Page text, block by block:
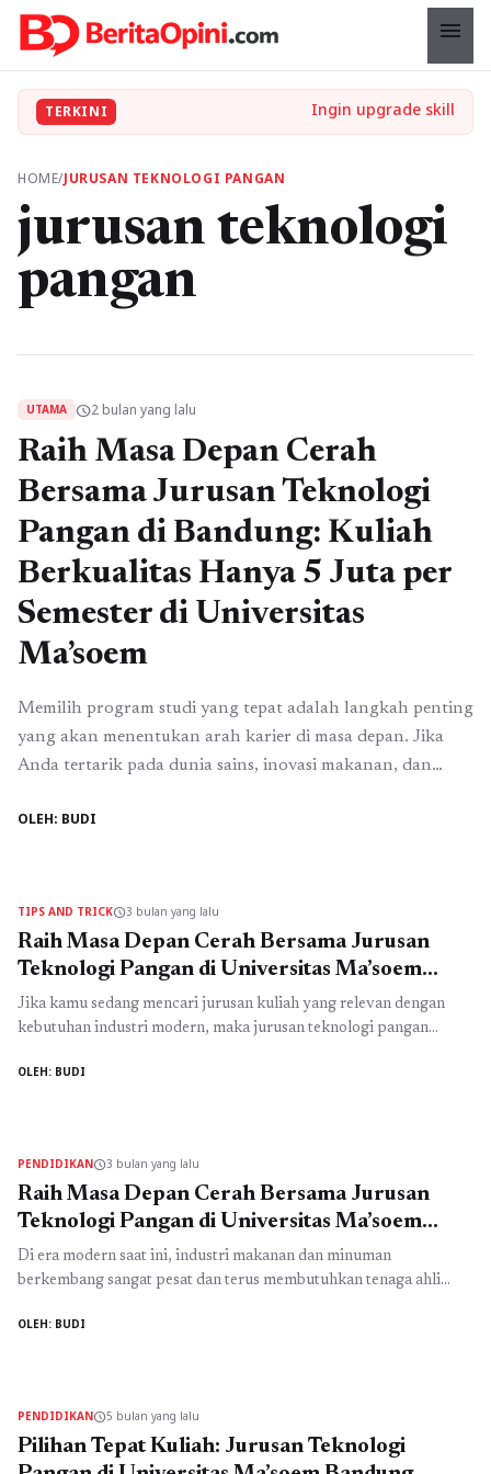
menu
TERKINI
HOME/JURUSAN TEKNOLOGI PANGAN
jurusan teknologi
pangan
UTAMA schedule2 bulan yang lalu
Raih Masa Depan Cerah
Bersama Jurusan Teknologi
Pangan di Bandung: Kuliah
Berkualitas Hanya 5 Juta per
Semester di Universitas
Ma’soem
Memilih program studi yang tepat adalah langkah penting
yang akan menentukan arah karier di masa depan. Jika
Anda tertarik pada dunia sains, inovasi makanan, dan
pangan adalah pilihan yang sangat tepat. Di tengah
meningkat, menjadikan ...
OLEH: BUDI
TIPS AND TRICKschedule3 bulan yang lalu
Raih Masa Depan Cerah Bersama Jurusan
Teknologi Pangan di Universitas Ma’soem
Bandung: Kuliah Berkualitas Hanya 5 Juta per
Semester
Jika kamu sedang mencari jurusan kuliah yang relevan dengan
kebutuhan industri modern, maka jurusan teknologi pangan
meningkatnya kebutuhan akan inovasi makanan, keamanan
OLEH: BUDI
PENDIDIKANschedule3 bulan yang lalu
Raih Masa Depan Cerah Bersama Jurusan
Teknologi Pangan di Universitas Ma’soem
Bandung: Biaya Terjangkau, Peluang Karier
Luas
Di era modern saat ini, industri makanan dan minuman
berkembang sangat pesat dan terus membutuhkan tenaga ahli
menjanjikan, maka jurusan teknologi pangan adalah salah satu
OLEH: BUDI
PENDIDIKANschedule5 bulan yang lalu
Pilihan Tepat Kuliah: Jurusan Teknologi